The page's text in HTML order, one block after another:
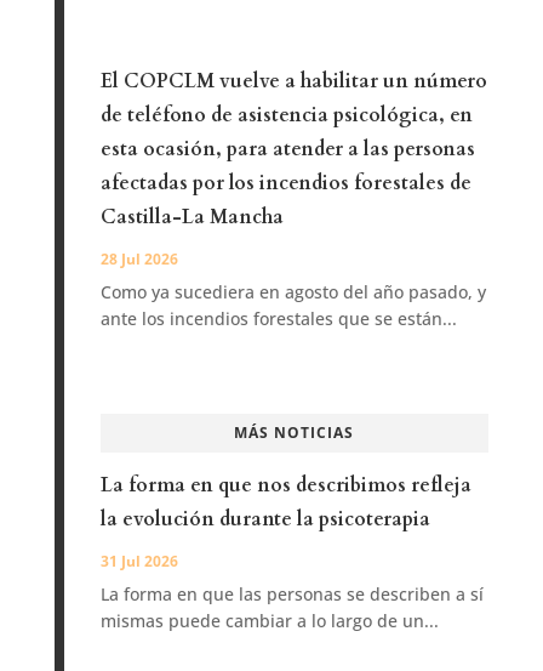
El COPCLM vuelve a habilitar un número
de teléfono de asistencia psicológica, en
esta ocasión, para atender a las personas
afectadas por los incendios forestales de
Castilla-La Mancha
28 Jul 2026
Como ya sucediera en agosto del año pasado, y
ante los incendios forestales que se están...
MÁS NOTICIAS
La forma en que nos describimos refleja
la evolución durante la psicoterapia
31 Jul 2026
La forma en que las personas se describen a sí
mismas puede cambiar a lo largo de un...